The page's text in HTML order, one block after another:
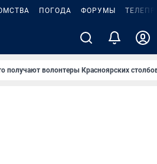
ПОГОДА ФОРУМЫ
получают волонтеры Красноярских